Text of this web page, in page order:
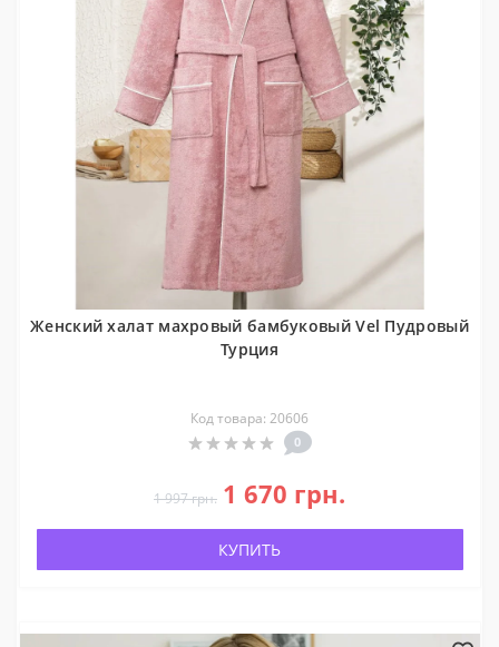
Женский халат махровый бамбуковый Vel Пудровый
Турция
Код товара: 20606
0
1 997 грн. 1 670 грн.
КУПИТЬ